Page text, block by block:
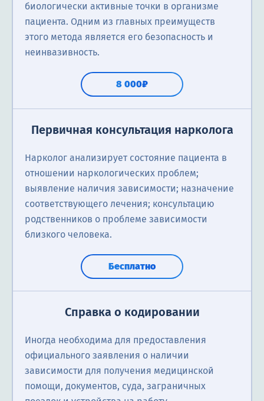
биологически активные точки в организме
пациента. Одним из главных преимуществ
этого метода является его безопасность и
неинвазивность.
8 000₽
Первичная консультация нарколога
Нарколог анализирует состояние пациента в
отношении наркологических проблем;
выявление наличия зависимости; назначение
соответствующего лечения; консультацию
родственников о проблеме зависимости
близкого человека.
Бесплатно
Справка о кодировании
Иногда необходима для предоставления
официального заявления о наличии
зависимости для получения медицинской
помощи, документов, суда, заграничных